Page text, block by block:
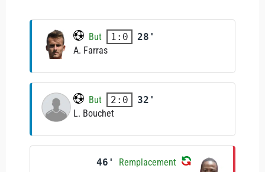
But 1:0
28'
A. Farras
But 2:0
32'
L. Bouchet
46' Remplacement